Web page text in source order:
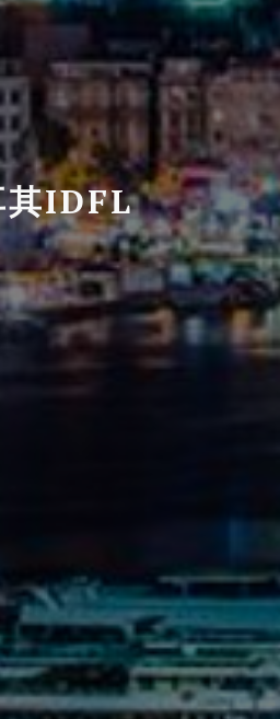
其IDFL